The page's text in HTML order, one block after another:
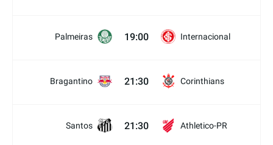
Palmeiras 19:00 Internacional
Bragantino 21:30 Corinthians
Santos 21:30 Athletico-PR